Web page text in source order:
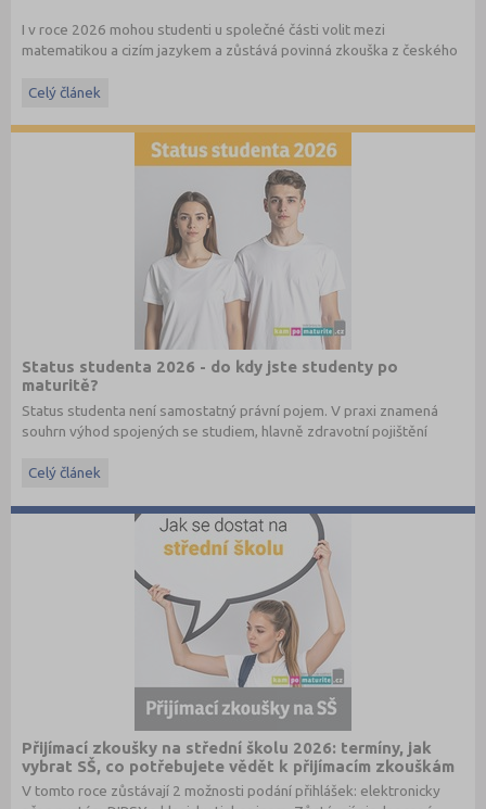
I v roce 2026 mohou studenti u společné části volit mezi
matematikou a cizím jazykem a zůstává povinná zkouška z českého
informacemi.
Celý článek
Status studenta 2026 - do kdy jste studenty po
maturitě?
Status studenta není samostatný právní pojem. V praxi znamená
souhrn výhod spojených se studiem, hlavně zdravotní pojištění
Celý článek
Přijímací zkoušky na střední školu 2026: termíny, jak
vybrat SŠ, co potřebujete vědět k přijímacím zkouškám
V tomto roce zůstávají 2 možnosti podání přihlášek: elektronicky